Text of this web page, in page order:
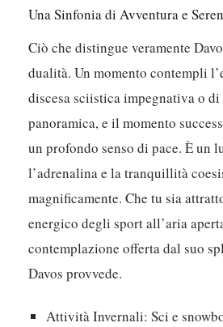
Una Sinfonia di Avventura e
Ciò che distingue veramente
dualità. Un momento contempli
discesa sciistica impegnativa o di
panoramica, e il momento
un profondo senso di pace. È un
l’adrenalina e la tranquillità
magnificamente. Che tu sia
energico degli sport all’aria
contemplazione offerta dal suo
Davos provvede.
Attività Invernali: Sci e